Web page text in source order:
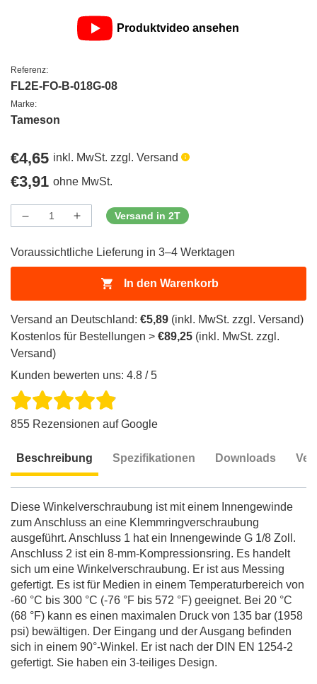
Produktvideo ansehen
Referenz:
FL2E-FO-B-018G-08
Marke:
Tameson
Regulärer
Preis
€4,65 inkl. MwSt. zzgl. Versand
Regulärer
Preis
€3,91 ohne MwSt.
Menge
Menge
verringern
ProductDrop
Menge
erhöhen
ProductDrop
Versand in 2T
Voraussichtliche Lieferung in 3–4 Werktagen
In den Warenkorb
Versand an Deutschland: €5,89 (inkl. MwSt. zzgl. Versand)
Kostenlos für Bestellungen > €89,25 (inkl. MwSt. zzgl.
Versand)
Kunden bewerten uns: 4.8 / 5
855 Rezensionen auf Google
Beschreibung Spezifikationen Downloads
Diese Winkelverschraubung ist mit einem Innengewinde
zum Anschluss an eine Klemmringverschraubung
ausgeführt. Anschluss 1 hat ein Innengewinde G 1/8 Zoll.
Anschluss 2 ist ein 8-mm-Kompressionsring. Es handelt
sich um eine Winkelverschraubung. Er ist aus Messing
gefertigt. Es ist für Medien in einem Temperaturbereich von
-60 °C bis 300 °C (-76 °F bis 572 °F) geeignet. Bei 20 °C
(68 °F) kann es einen maximalen Druck von 135 bar (1958
psi) bewältigen. Der Eingang und der Ausgang befinden
sich in einem 90°-Winkel. Er ist nach der DIN EN 1254-2
gefertigt. Sie haben ein 3-teiliges Design.